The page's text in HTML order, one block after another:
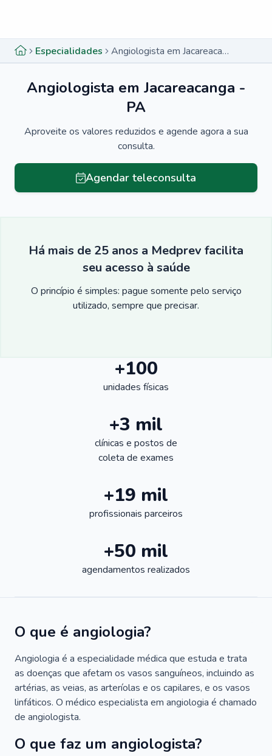
Especialidades Angiologista em Jacareacanga - PA
Angiologista em Jacareacanga -
PA
Aproveite os valores reduzidos e agende agora a sua
consulta.
Agendar teleconsulta
Há mais de 25 anos a Medprev facilita
seu acesso à saúde
O princípio é simples: pague somente pelo serviço
utilizado, sempre que precisar.
+100
unidades físicas
+3 mil
clínicas e postos de
coleta de exames
+19 mil
profissionais parceiros
+50 mil
agendamentos realizados
O que é angiologia?
Angiologia é a especialidade médica que estuda e trata
as doenças que afetam os vasos sanguíneos, incluindo as
artérias, as veias, as arteríolas e os capilares, e os vasos
linfáticos. O médico especialista em angiologia é chamado
de angiologista.
O que faz um angiologista?